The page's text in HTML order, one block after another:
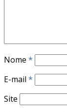
Nome *
E-mail *
Site